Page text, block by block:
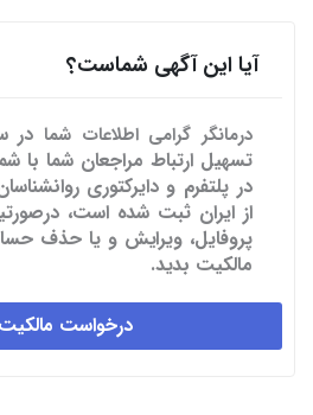
آیا این آگهی شماست؟
درمانگر گرامی اطلاعات شما در
در پلتفرم و دایرکتوری
از ایران ثبت شده است،
پروفایل، ویرایش و یا حذف
مالکیت بدید.
درخواست